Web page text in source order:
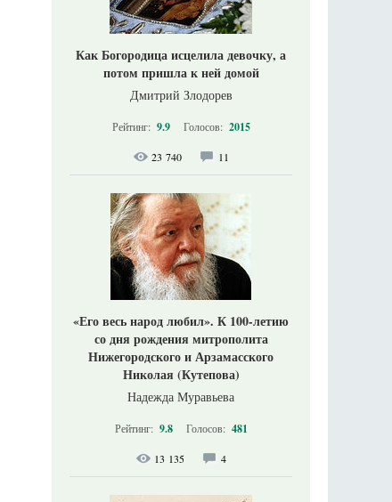
Как Богородица исцелила девочку, а
потом пришла к ней домой
Дмитрий Злодорев
Рейтинг: 9.9 Голосов: 2015
23 740 11
«Его весь народ любил». К 100-летию
со дня рождения митрополита
Нижегородского и Арзамасского
Николая (Кутепова)
Надежда Муравьева
Рейтинг: 9.8 Голосов: 481
13 135 4